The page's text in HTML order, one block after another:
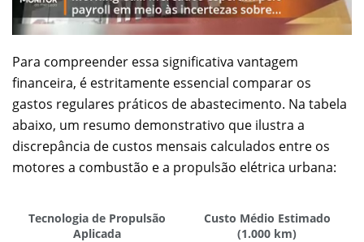
Para compreender essa significativa vantagem
financeira, é estritamente essencial comparar os
gastos regulares práticos de abastecimento. Na tabela
abaixo, um resumo demonstrativo que ilustra a
discrepância de custos mensais calculados entre os
motores a combustão e a propulsão elétrica urbana:
Tecnologia de Propulsão
Aplicada
Custo Médio Estimado
(1.000 km)